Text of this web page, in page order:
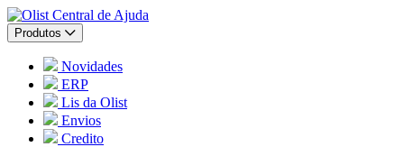
Central de Ajuda
Produtos
Novidades
ERP
Lis da Olist
Envios
Credito